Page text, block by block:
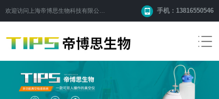
欢迎访问 上海帝博思生物科技有限公司 手机：13816550546